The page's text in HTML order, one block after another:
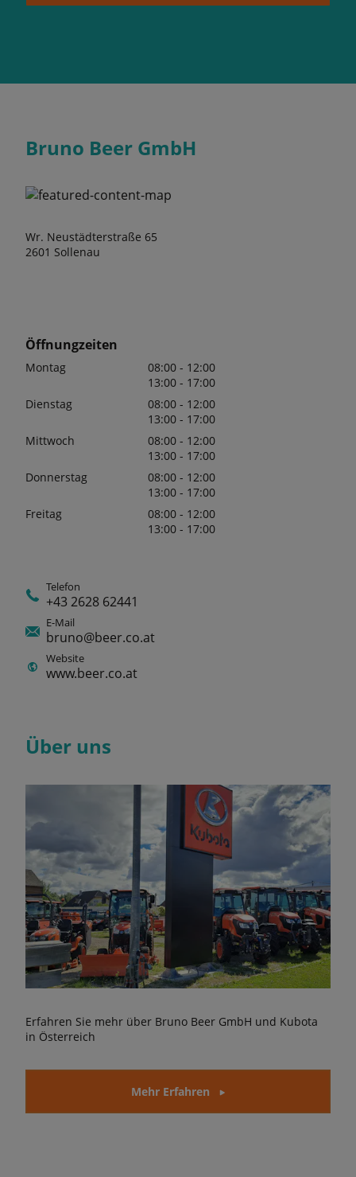
Bruno Beer GmbH
Wr. Neustädterstraße 65
2601 Sollenau
Öffnungzeiten
Montag
08:00 - 12:00
13:00 - 17:00
Dienstag
08:00 - 12:00
13:00 - 17:00
Mittwoch
08:00 - 12:00
13:00 - 17:00
Donnerstag
08:00 - 12:00
13:00 - 17:00
Freitag
08:00 - 12:00
13:00 - 17:00
Telefon
+43 2628 62441
E-Mail
bruno@beer.co.at
Website
www.beer.co.at
Über uns
Erfahren Sie mehr über Bruno Beer GmbH und Kubota
in Österreich
Mehr Erfahren